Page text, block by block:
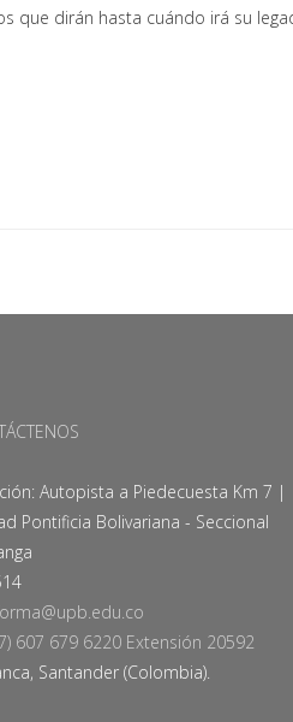
que dirán hasta cuándo irá su
Autopista a Piedecuesta Km 7 |
Pontificia Bolivariana - Seccional
607 679 6220 Extensión 20592
Santander (Colombia).